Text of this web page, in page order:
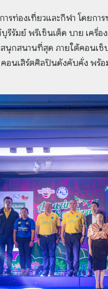
ารท่องเที่ยวและกีฬา โดยก
บุรีรัมย์ พรีเซ็นเต็ด บาย เค
นุกสนานที่สุด ภายใต้คอนเซ็
คอนเสิร์ตศิลปินดังคับคั่ง พ